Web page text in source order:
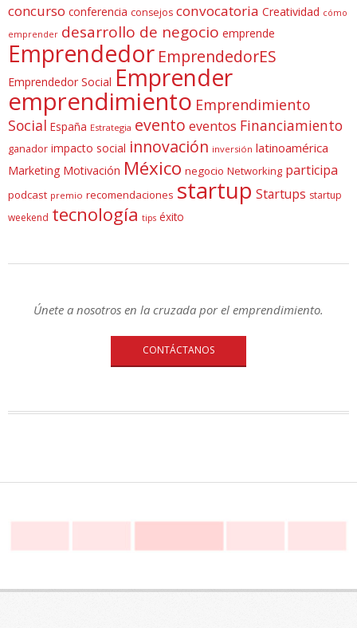
concurso conferencia consejos convocatoria Creatividad cómo
emprender desarrollo de negocio emprende
Emprendedor EmprendedorES
Emprendedor Social Emprender
emprendimiento Emprendimiento
Social España Estrategia evento eventos Financiamiento
ganador impacto social innovación inversión latinoamérica
Marketing Motivación México negocio Networking participa
podcast premio recomendaciones startup Startups startup
weekend tecnología tips éxito
Únete a nosotros en la cruzada por el emprendimiento.
CONTÁCTANOS